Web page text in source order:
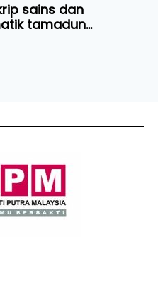
sains dan
tamadun
ke 17 ditemui